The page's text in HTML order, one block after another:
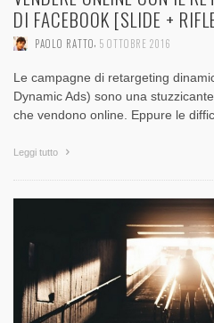
DI FACEBOOK [SLIDE +
PAOLO RATTO 5 OTTOBRE 2016
Le campagne di retargeting
Dynamic Ads) sono una
che vendono online. Eppure le
Leggi tutto